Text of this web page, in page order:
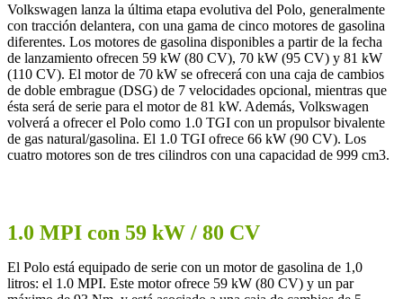
Volkswagen lanza la última etapa evolutiva del Polo, generalmente
con tracción delantera, con una gama de cinco motores de gasolina
diferentes. Los motores de gasolina disponibles a partir de la fecha
de lanzamiento ofrecen 59 kW (80 CV), 70 kW (95 CV) y 81 kW
(110 CV). El motor de 70 kW se ofrecerá con una caja de cambios
de doble embrague (DSG) de 7 velocidades opcional, mientras que
ésta será de serie para el motor de 81 kW. Además, Volkswagen
volverá a ofrecer el Polo como 1.0 TGI con un propulsor bivalente
de gas natural/gasolina. El 1.0 TGI ofrece 66 kW (90 CV). Los
cuatro motores son de tres cilindros con una capacidad de 999 cm3.
1.0 MPI con 59 kW / 80 CV
El Polo está equipado de serie con un motor de gasolina de 1,0
litros: el 1.0 MPI. Este motor ofrece 59 kW (80 CV) y un par